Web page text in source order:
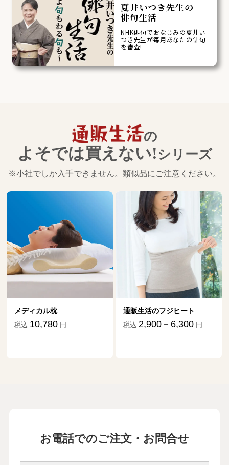
夏井いつき先生の
俳句生活
NHK俳句でおなじみの夏井い
つき先生が毎月あなたの俳句
を審査!
の
よそでは買えない!シリーズ
※小社でしか入手できません。類似品にご注意ください。
通販生活のフジヒート
税込 2,900－6,300 円
ダニ捕りマット「
祖だ」
お電話でのご注文・お問合せ